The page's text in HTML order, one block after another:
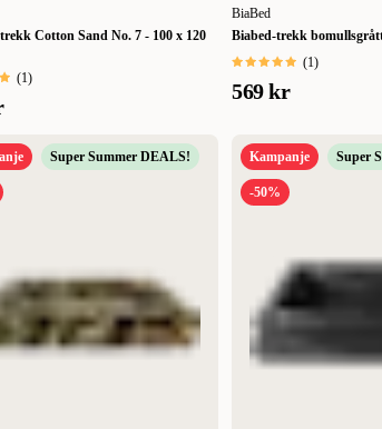
Cotton Sand No. 7 - 100 x 120
(1)
BiaBed
Biabed-trekk
(1)
569 kr
Super Summer DEALS! Kampanje Super
-50%